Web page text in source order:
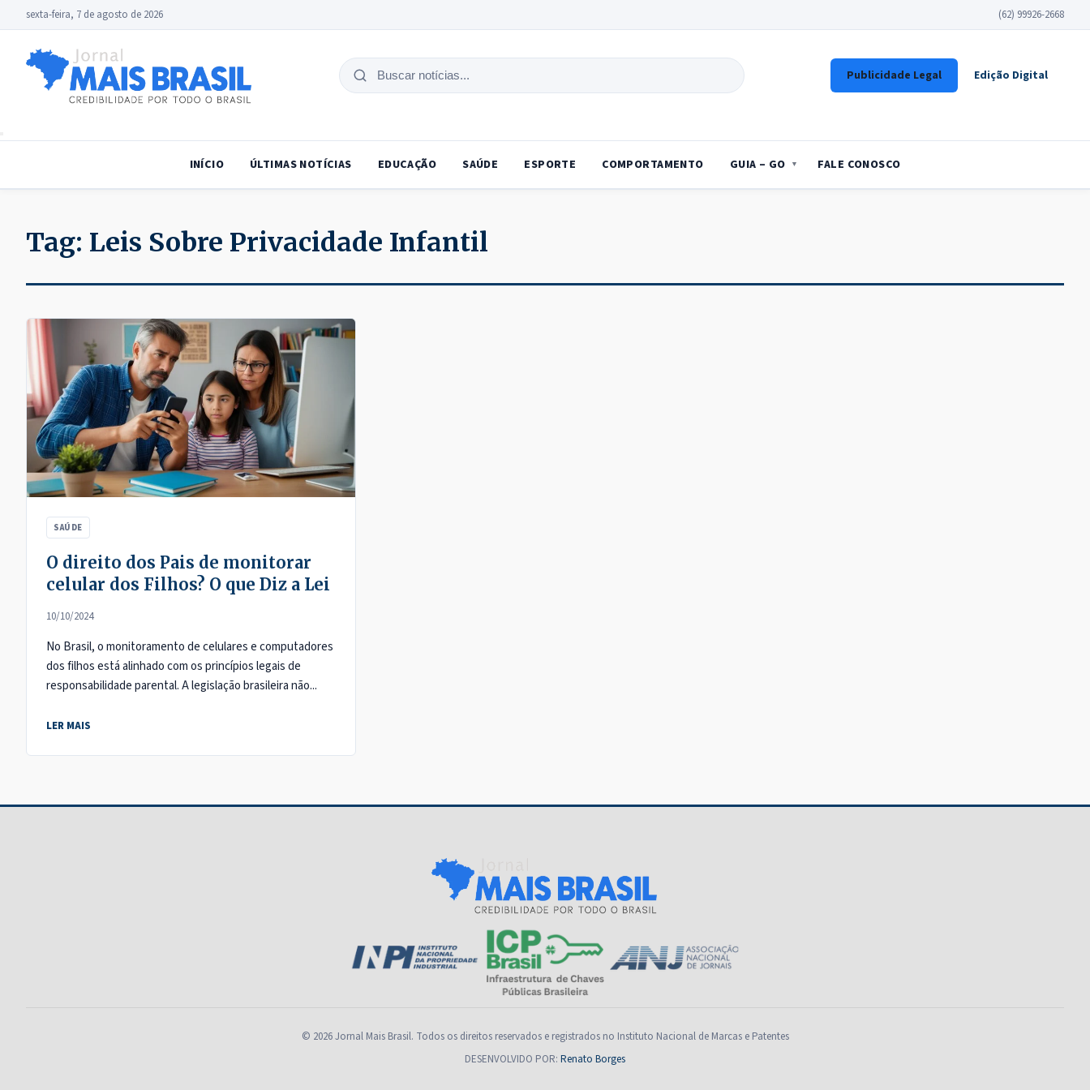
sexta-feira, 7 de agosto de 2026 (62) 99926-2668
Buscar
Publicidade Legal Edição Digital
INÍCIO ÚLTIMAS NOTÍCIAS EDUCAÇÃO SAÚDE ESPORTE COMPORTAMENTO GUIA – GO FALE CONOSCO
Tag: Leis Sobre Privacidade Infantil
SAÚDE
O direito dos Pais de monitorar
celular dos Filhos? O que Diz a Lei
10/10/2024
No Brasil, o monitoramento de celulares e computadores
dos filhos está alinhado com os princípios legais de
responsabilidade parental. A legislação brasileira não...
LER MAIS
© 2026 Jornal Mais Brasil. Todos os direitos reservados e registrados no Instituto Nacional de Marcas e Patentes
DESENVOLVIDO POR: Renato Borges